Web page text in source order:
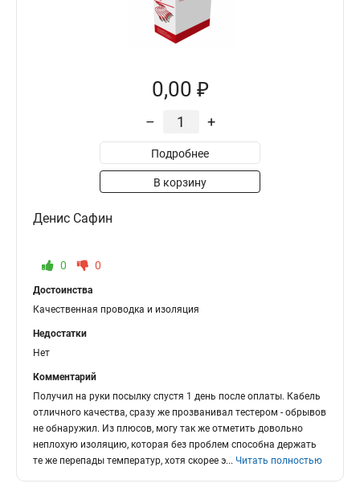
0,00 ₽
– +
Подробнее
В корзину
Денис Сафин
0 0
Достоинства
Качественная проводка и изоляция
Недостатки
Нет
Комментарий
Получил на руки посылку спустя 1 день после оплаты. Кабель
отличного качества, сразу же прозванивал тестером - обрывов
не обнаружил. Из плюсов, могу так же отметить довольно
неплохую изоляцию, которая без проблем способна держать
те же перепады температур, хотя скорее э... Читать полностью